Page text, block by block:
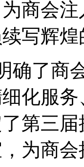
商会
写辉
了商
化服
第三
为商